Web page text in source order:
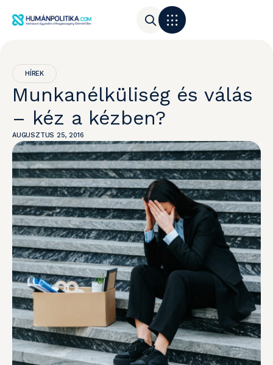
HÍREK
Munkanélküliség és válás
– kéz a kézben?
AUGUSZTUS 25, 2016